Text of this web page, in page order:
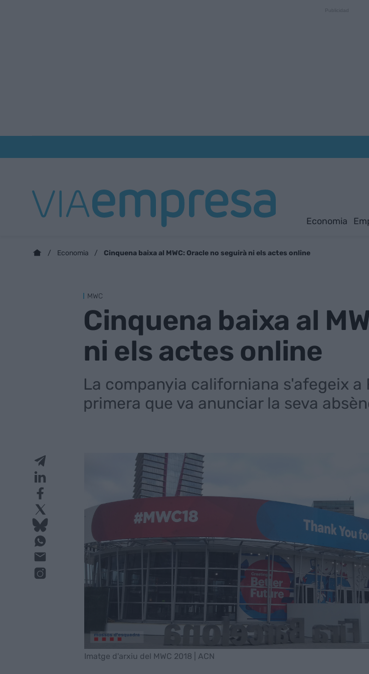
Economia
Economia Cinquena baixa al MWC: Oracle no seguirà ni els actes online
MWC
Cinquena baixa al
ni els actes online
​La companyia californiana s'afegeix a
primera que va anunciar la seva
Imatge d'arxiu del MWC 2018 | ACN